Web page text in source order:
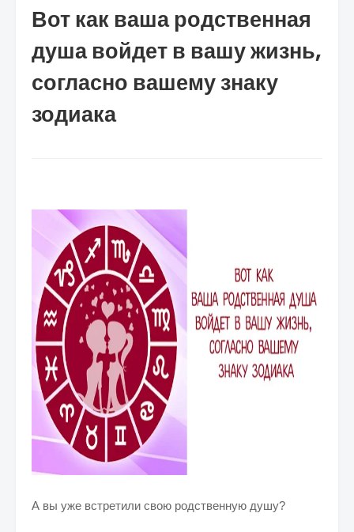
Вот как ваша родственная
душа войдет в вашу жизнь,
согласно вашему знаку
зодиака
А вы уже встретили свою родственную душу?